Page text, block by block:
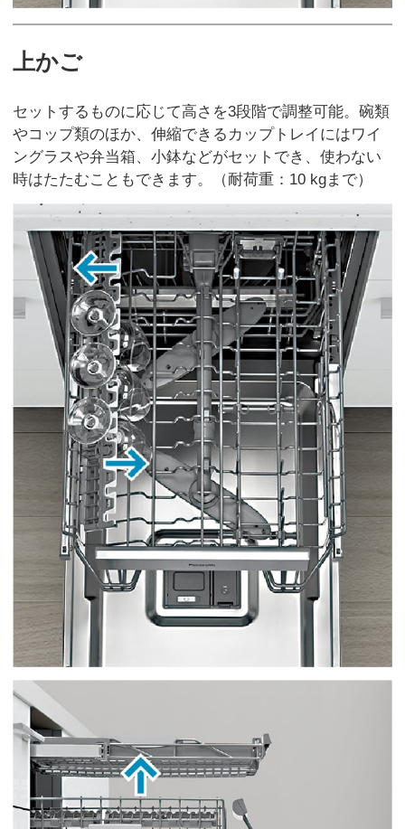
上かご
セットするものに応じて高さを3段階で調整可能。碗類
やコップ類のほか、伸縮できるカップトレイにはワイ
ングラスや弁当箱、小鉢などがセットでき、使わない
時はたたむこともできます。（耐荷重：10 kgまで）